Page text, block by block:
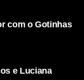
com o Gotinhas
e Luciana